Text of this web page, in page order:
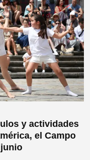
y actividades
el Campo